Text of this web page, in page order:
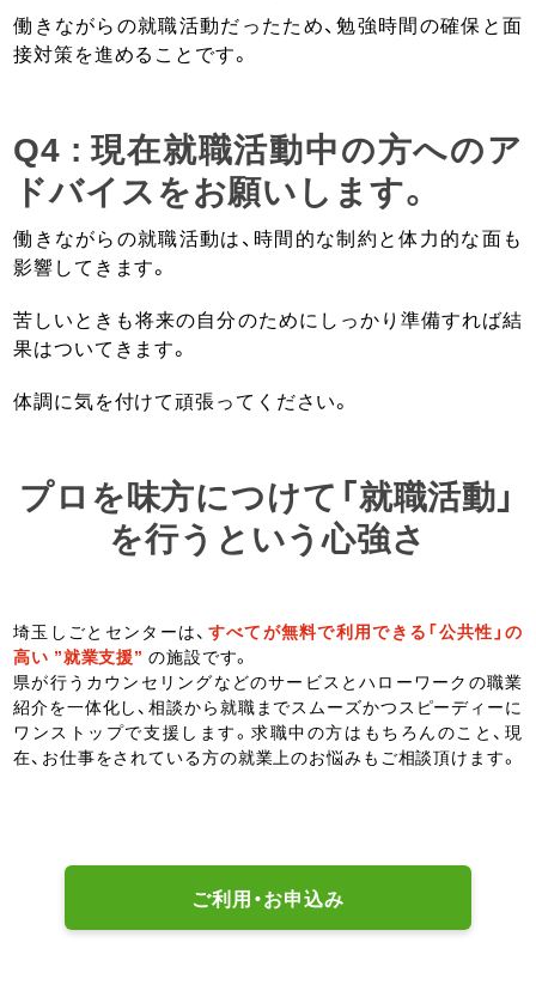
働きながらの就職活動だったため、勉強時間の確保と面
接対策を進めることです。
Q4 : 現在就職活動中の方へのア
ドバイスをお願いします。
働きながらの就職活動は、時間的な制約と体力的な面も
影響してきます。
苦しいときも将来の自分のためにしっかり準備すれば結
果はついてきます。
体調に気を付けて頑張ってください。
プロを味方につけて「就職活動」
を行うという心強さ
埼玉しごとセンターは、 すべてが無料で利用できる「公共性」の
高い ”就業支援” の施設です。
県が行うカウンセリングなどのサービスとハローワークの職業
紹介を一体化し、相談から就職までスムーズかつスピーディーに
ワンストップで支援します。求職中の方はもちろんのこと、現
在、お仕事をされている方の就業上のお悩みもご相談頂けます。
ご利用・お申込み